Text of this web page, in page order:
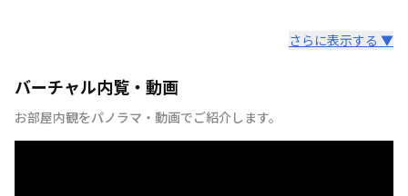
さらに表示する ▼
バーチャル内覧・動画
お部屋内観をパノラマ・動画でご紹介します。